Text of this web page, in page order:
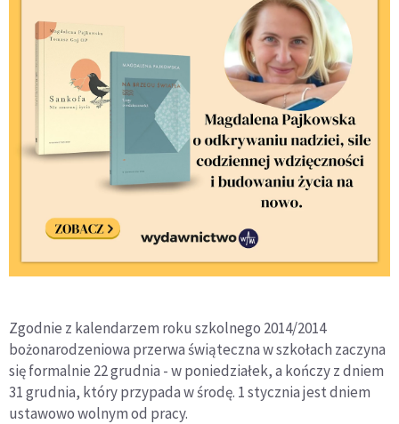
Zgodnie z kalendarzem roku szkolnego 2014/2014
bożonarodzeniowa przerwa świąteczna w szkołach zaczyna
się formalnie 22 grudnia - w poniedziałek, a kończy z dniem
31 grudnia, który przypada w środę. 1 stycznia jest dniem
ustawowo wolnym od pracy.